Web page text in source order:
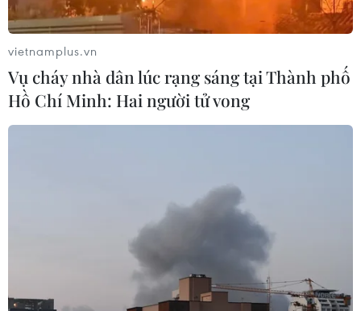
cấp, quý, hiếm nhóm IIB, bị hạn chế khai thác, nuôi nhốt,
buôn bán theo quy định của pháp luật Việt Nam.
vietnamplus.vn
Vụ cháy nhà dân lúc rạng sáng tại Thành phố
Hồ Chí Minh: Hai người tử vong